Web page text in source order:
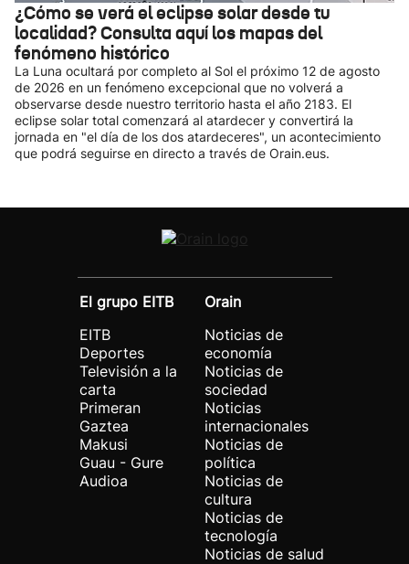
¿Cómo se verá el eclipse solar desde tu
localidad? Consulta aquí los mapas del
fenómeno histórico
La Luna ocultará por completo al Sol el próximo 12 de agosto
de 2026 en un fenómeno excepcional que no volverá a
observarse desde nuestro territorio hasta el año 2183. El
eclipse solar total comenzará al atardecer y convertirá la
jornada en "el día de los dos atardeceres", un acontecimiento
que podrá seguirse en directo a través de Orain.eus.
El grupo EITB
EITB
Deportes
Televisión a la
carta
Primeran
Gaztea
Makusi
Guau - Gure
Audioa
Orain
Noticias de
economía
Noticias de
sociedad
Noticias
internacionales
Noticias de
política
Noticias de
cultura
Noticias de
tecnología
Noticias de salud